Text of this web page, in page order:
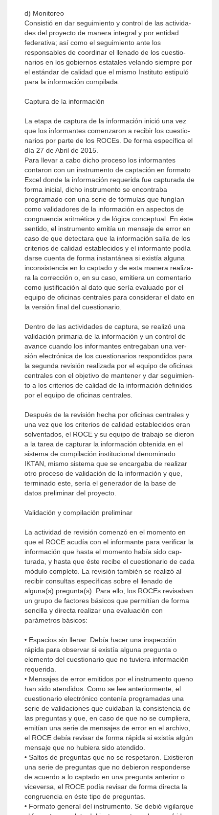
d) Monitoreo
Consistió en dar seguimiento y control de las activida­
des del proyecto de manera integral y por en­tidad
federativa; así como el seguimiento ante los
responsables de coordinar el llenado de los cuestio­
narios en los gobiernos estatales velando siempre por
el estándar de calidad que el mismo Instituto estipuló
para la información compilada.
Captura de la información
La etapa de captura de la información inició una vez
que los informantes comenzaron a recibir los cuestio­
narios por parte de los ROCEs. De forma específica el
día 27 de Abril de 2015.
Para llevar a cabo dicho proceso los informantes
contaron con un instrumento de captación en forma­to
Excel donde la información requerida fue captura­da de
forma inicial, dicho instrumento se encontraba
programado con una serie de fórmulas que fungían
como validadores de la información en aspectos de
congruencia aritmética y de lógica conceptual. En éste
sentido, el instrumento emitía un mensaje de error en
caso de que detectara que la información salía de los
criterios de calidad establecidos y el informante podía
darse cuenta de forma instantánea si existía alguna
inconsistencia en lo captado y de esta manera realiza­
ra la corrección o, en su caso, emitiera un comentario
como justificación al dato que sería evaluado por el
equipo de oficinas centrales para considerar el dato en
la versión final del cuestionario.
Dentro de las actividades de captura, se realizó una
validación primaria de la información y un control de
avance cuando los informantes entregaban una ver­
sión electrónica de los cuestionarios respondidos para
la segunda revisión realizada por el equipo de oficinas
centrales con el objetivo de mantener y dar seguimien­
to a los criterios de calidad de la información definidos
por el equipo de oficinas centrales.
Después de la revisión hecha por oficinas centrales y
una vez que los criterios de calidad establecidos eran
solventados, el ROCE y su equipo de trabajo se dieron
a la tarea de capturar la información obtenida en el
sis­tema de compilación institucional denominado
IKTAN, mismo sistema que se encargaba de realizar
otro pro­ceso de validación de la información y que,
terminado este, sería el generador de la base de
datos preliminar del proyecto.
Validación y compilación preliminar
La actividad de revisión comenzó en el momento en
que el ROCE acudía con el informante para verificar la
información que hasta el momento había sido cap­
turada, y hasta que éste recibe el cuestionario de cada
módulo completo. La revisión también se realizó al
reci­bir consultas específicas sobre el llenado de
alguna(s) pregunta(s). Para ello, los ROCEs revisaban
un grupo de factores básicos que permitían de forma
sencilla y directa realizar una evaluación con
parámetros básicos:
• Espacios sin llenar. Debía hacer una inspección
rápida para observar si existía alguna pregunta o
elemento del cuestionario que no tuviera informa­ción
requerida.
• Mensajes de error emitidos por el instrumento queno
han sido atendidos. Como se lee anteriormente, el
cuestionario electrónico contenía programadas una
serie de validaciones que cuidaban la consis­tencia de
las preguntas y que, en caso de que no se cumpliera,
emitían una serie de mensajes de error en el archivo,
el ROCE debía revisar de forma rá­pida si existía algún
mensaje que no hubiera sido atendido.
• Saltos de preguntas que no se respetaron. Existie­ron
una serie de preguntas que no debieron respon­derse
de acuerdo a lo captado en una pregunta an­terior o
viceversa, el ROCE podía revisar de forma directa la
congruencia en éste tipo de preguntas.
• Formato general del instrumento. Se debió vigilarque